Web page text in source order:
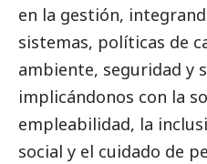
en la gestión,
sistemas, políticas de
ambiente, seguridad y
implicándonos con la
empleabilidad, la
social y el cuidado de